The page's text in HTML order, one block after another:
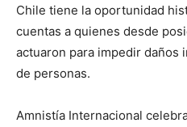
Chile tiene la oportunidad
cuentas a quienes desde
actuaron para impedir daños
de personas.
Amnistía Internacional